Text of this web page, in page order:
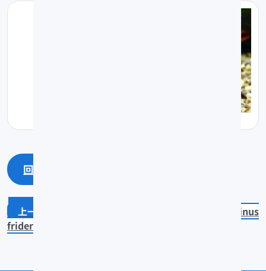
回上一頁
Leporinus
friderici